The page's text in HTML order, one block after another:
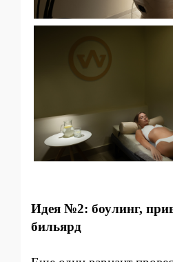
Идея №2: боулинг,
бильярд